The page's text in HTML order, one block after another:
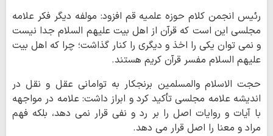
رئیس انجمن کلام حوزه‌ علمیه قم افزود: مولفه دیگر فکر علامه
مجلسی این است که قرآن از اهل بیت علیهم السلام جدا نیست
و نمی توان یکی را اخذ و دیگری را کنار گذاشت؛ چرا که اهل بیت
علیهم السلام مفسر قرآن کریم هستند.
حجت الاسلام والمسلمین برنجکار به توامانی عقل و نقل در
اندیشه علامه مجلسی تأکید کرد و ابراز داشت: علامه در مواجهه
با آیات و روایات اصل را بر رد و نفی قرار نمی دهد، بلکه فهم
مراد و معنا را اصل قرار می دهد.